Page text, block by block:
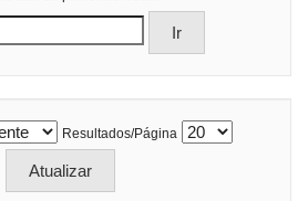
Resultados/Página